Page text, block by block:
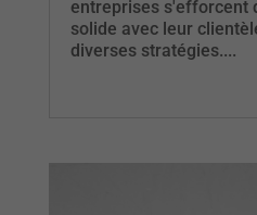
entreprises s'efforcent
solide avec leur
diverses stratégies....